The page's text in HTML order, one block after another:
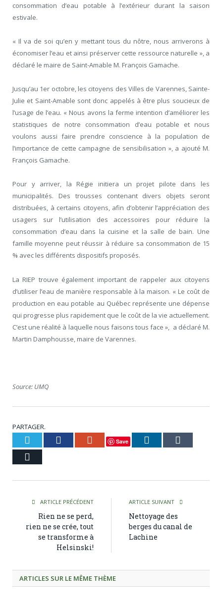
consommation d’eau potable à l’extérieur durant la saison
estivale.
« Il va de soi qu’en y mettant tous du nôtre, nous arriverons à
économiser l’eau et ainsi préserver cette ressource naturelle », a
déclaré le maire de Saint-Amable M. François Gamache.
Jusqu’au 1er octobre, les citoyens des Villes de Varennes, Sainte-
Julie et Saint-Amable sont donc appelés à être plus soucieux de
l’usage de l’eau. « Nous avons la ferme intention d’améliorer les
statistiques de notre consommation d’eau potable et nous
voulons aussi faire prendre conscience à la population de
l’importance de cette campagne de sensibilisation », a ajouté M.
François Gamache.
Pour y arriver, la Régie initiera un projet pilote dans les
municipalités. Des trousses contenant divers objets seront
distribuées, à certains citoyens, afin d’obtenir l’appréciation des
usagers sur l’utilisation des accessoires pour réduire la
consommation d’eau dans la cuisine et la salle de bain. Une
famille moyenne peut réussir à réduire sa consommation de 15
% avec les différents dispositifs proposés.
La RIEP trouve également important de rappeler aux citoyens
d’utiliser l’eau de manière responsable à la maison. « Le coût de
production en eau potable au Québec représente une dépense
qui progresse plus rapidement que le coût de la vie actuellement.
C’est une réalité à laquelle nous faisons tous face », a déclaré M.
Martin Damphousse, maire de Varennes.
Source: UMQ
PARTAGER.
Twitter Facebook Google+
Save LinkedIn
ARTICLE PRÉCÉDENT
Rien ne se perd,
rien ne se crée, tout
se transforme à
Helsinski!
ARTICLE SUIVANT
Nettoyage des
berges du canal de
Lachine
ARTICLES SUR LE MÊME THÈME